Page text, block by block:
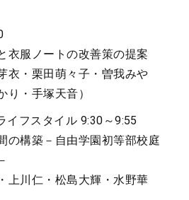
衣服ノートの改善策の提案
衣・栗田萌々子・曽我みや
り・手塚天音）
イフスタイル 9:30～9:55
の構築－自由学園初等部校庭
上川仁・松島大輝・水野華